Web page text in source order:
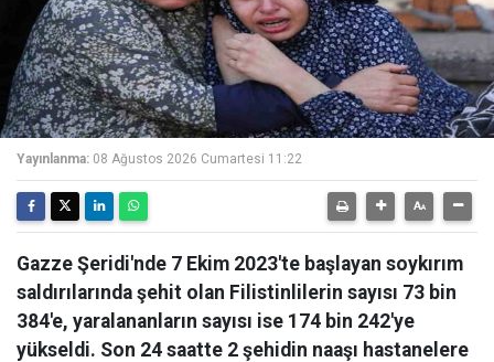
Yayınlanma: 08 Ağustos 2026 Cumartesi 11:22
Gazze Şeridi'nde 7 Ekim 2023'te başlayan soykırım
saldırılarında şehit olan Filistinlilerin sayısı 73 bin
384'e, yaralananların sayısı ise 174 bin 242'ye
yükseldi. Son 24 saatte 2 şehidin naaşı hastanelere